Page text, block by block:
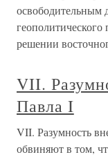
освободительным
геополитического
решении
VII.
Павла I
VII. Разумность
обвиняют в том,